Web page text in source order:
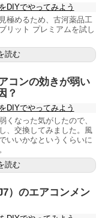
DIYでやってみよう
極めるため、古河薬品工
リット プレミアムを試し
読む
コンの効きが弱い
？
DIYでやってみよう
くなった気がしたので、
、交換してみました。風
いいかなというくらいに
読む
）のエアコンメン